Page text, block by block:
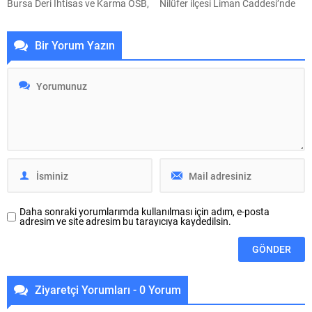
Bursa Deri İhtisas ve Karma OSB,
ÇASİAD’ı ziyaret ederek
sanayicilerle bir araya geldi.
Üretim tesislerinde incelemelerde
ürettiği ve ticaretini yaptığı her
Nilüfer ilçesi Liman Caddesi’nde
sürecine başladı. Büyükşehir
bölgede altyapıyı güçlendiren
Bir Yorum Yazın
Daha sonraki yorumlarımda kullanılması için adım, e-posta
adresim ve site adresim bu tarayıcıya kaydedilsin.
Ziyaretçi Yorumları - 0 Yorum